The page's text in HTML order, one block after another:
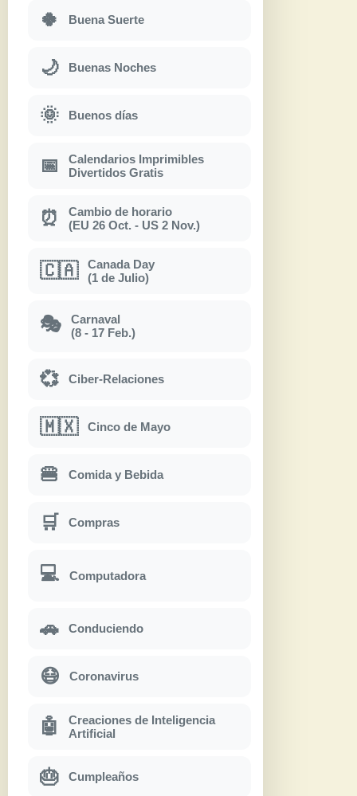
🍀 Buena Suerte
🌙 Buenas Noches
🌞 Buenos días
📅
Calendarios Imprimibles
Divertidos Gratis
⏰
Cambio de horario
(EU 26 Oct. - US 2 Nov.)
🇨🇦
Canada Day
(1 de Julio)
🎭
Carnaval
(8 - 17 Feb.)
💞 Ciber-Relaciones
🇲🇽 Cinco de Mayo
🍔 Comida y Bebida
🛒 Compras
💻 Computadora
🚗 Conduciendo
😷 Coronavirus
🤖
Creaciones de Inteligencia
Artificial
🎂 Cumpleaños